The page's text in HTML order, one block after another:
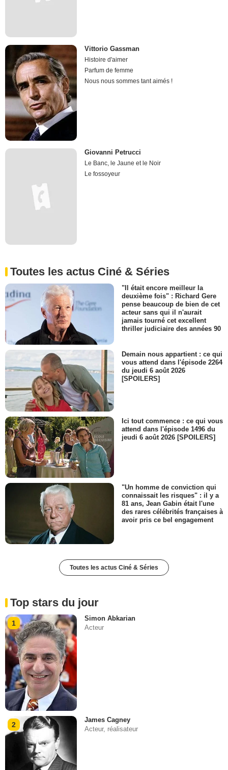
Vittorio Gassman
Histoire d'aimer
Parfum de femme
Nous nous sommes tant aimés !
Giovanni Petrucci
Le Banc, le Jaune et le Noir
Le fossoyeur
Toutes les actus Ciné & Séries
"Il était encore meilleur la
deuxième fois" : Richard Gere
pense beaucoup de bien de cet
acteur sans qui il n'aurait
jamais tourné cet excellent
thriller judiciaire des années 90
Demain nous appartient : ce qui
vous attend dans l'épisode 2264
du jeudi 6 août 2026
[SPOILERS]
Ici tout commence : ce qui vous
attend dans l'épisode 1496 du
jeudi 6 août 2026 [SPOILERS]
"Un homme de conviction qui
connaissait les risques" : il y a
81 ans, Jean Gabin était l'une
des rares célébrités françaises à
avoir pris ce bel engagement
Toutes les actus Ciné & Séries
Top stars du jour
1
Simon Abkarian
Acteur
2
James Cagney
Acteur, réalisateur